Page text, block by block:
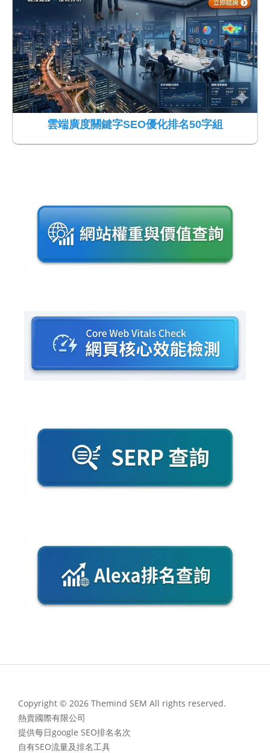
雲端廣度關鍵字SEO優化排名50字組
Copyright © 2026 Themind SEM All rights reserved.
熱賣國際有限公司
提供每日google SEO排名名次
自有SEO流量及排名工具